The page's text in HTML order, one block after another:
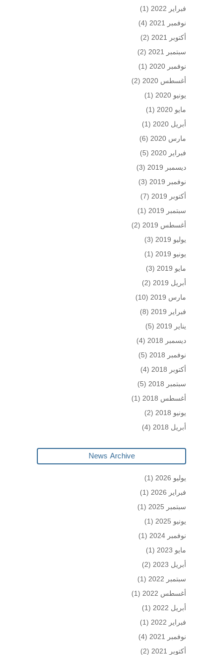
فبراير 2022
(1)
نوفمبر 2021
(4)
أكتوبر 2021
(2)
سبتمبر 2021
(2)
نوفمبر 2020
(1)
أغسطس 2020
(2)
يونيو 2020
(1)
مايو 2020
(1)
أبريل 2020
(1)
مارس 2020
(6)
فبراير 2020
(5)
ديسمبر 2019
(3)
نوفمبر 2019
(3)
أكتوبر 2019
(7)
سبتمبر 2019
(1)
أغسطس 2019
(2)
يوليو 2019
(3)
يونيو 2019
(1)
مايو 2019
(3)
أبريل 2019
(2)
مارس 2019
(10)
فبراير 2019
(8)
يناير 2019
(5)
ديسمبر 2018
(4)
نوفمبر 2018
(5)
أكتوبر 2018
(4)
سبتمبر 2018
(5)
أغسطس 2018
(1)
يونيو 2018
(2)
أبريل 2018
(4)
News Archive
يوليو 2026
(1)
فبراير 2026
(1)
سبتمبر 2025
(1)
يونيو 2025
(1)
نوفمبر 2024
(1)
مايو 2023
(1)
أبريل 2023
(2)
سبتمبر 2022
(1)
أغسطس 2022
(1)
أبريل 2022
(1)
فبراير 2022
(1)
نوفمبر 2021
(4)
أكتوبر 2021
(2)